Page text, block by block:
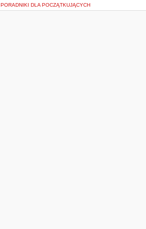
PORADNIKI DLA POCZĄTKUJĄCYCH